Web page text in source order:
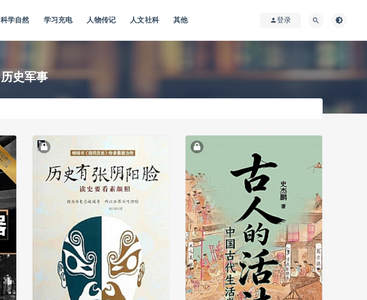
科学自然 学习充电 人物传记 人文社科 其他 登录
历史军事